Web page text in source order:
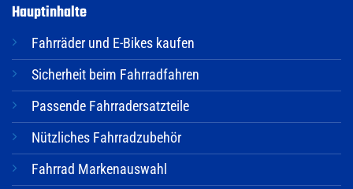
Hauptinhalte
Fahrräder und E-Bikes kaufen
Sicherheit beim Fahrradfahren
Passende Fahrradersatzteile
Nützliches Fahrradzubehör
Fahrrad Markenauswahl